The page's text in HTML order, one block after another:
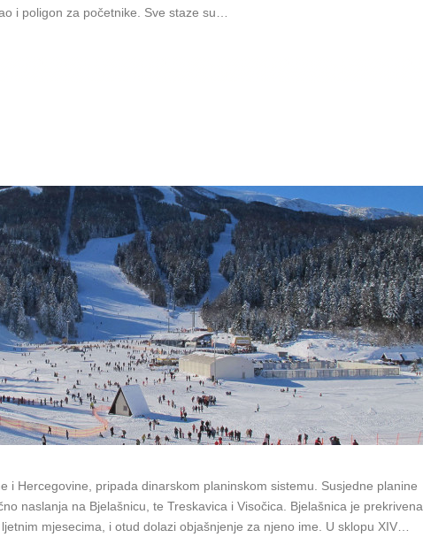
i poligon za početnike. Sve staze su…
i Hercegovine, pripada dinarskom planinskom sistemu. Susjedne planine
naslanja na Bjelašnicu, te Treskavica i Visočica. Bjelašnica je prekrivena
mjesecima, i otud dolazi objašnjenje za njeno ime. U sklopu XIV…